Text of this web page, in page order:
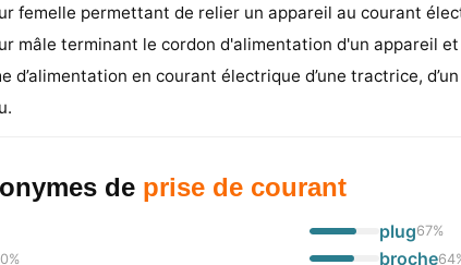
femelle permettant de relier un appareil au courant
mâle terminant le cordon d'alimentation d'un appareil
d’alimentation en courant électrique d’une tractrice,
de prise de courant
%
plug67%
broche64